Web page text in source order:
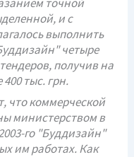
и с
выполнить
четыре
получив на
тыс. грн.
что коммерческой
министерством в
го "Буддизайн"
им работах. Как